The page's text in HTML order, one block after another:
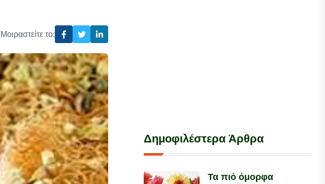
Μοιραστείτε το:
Δημοφιλέστερα Άρθρα
Τα πιό όμορφα